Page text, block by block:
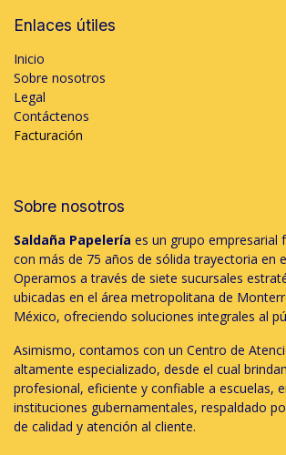
Enlaces útiles
Inicio
Sobre nosotros
Legal
Contáctenos
Facturación
Sobre nosotros
Saldaña Papelería es un grupo empresarial
con más de 75 años de sólida trayectoria en
Operamos a través de siete sucursales
ubicadas en el área metropolitana de
México, ofreciendo soluciones integrales al
Asimismo, contamos con un Centro de
altamente especializado, desde el cual
profesional, eficiente y confiable a escuelas,
instituciones gubernamentales, respaldado
de calidad y atención al cliente.